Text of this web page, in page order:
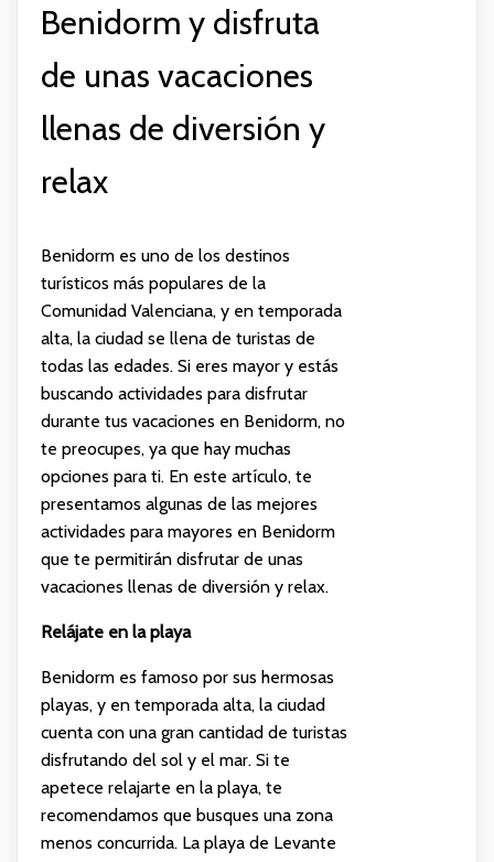
Benidorm y disfruta
de unas vacaciones
llenas de diversión y
relax
Benidorm es uno de los destinos
turísticos más populares de la
Comunidad Valenciana, y en temporada
alta, la ciudad se llena de turistas de
todas las edades. Si eres mayor y estás
buscando actividades para disfrutar
durante tus vacaciones en Benidorm, no
te preocupes, ya que hay muchas
opciones para ti. En este artículo, te
presentamos algunas de las mejores
actividades para mayores en Benidorm
que te permitirán disfrutar de unas
vacaciones llenas de diversión y relax.
Relájate en la playa
Benidorm es famoso por sus hermosas
playas, y en temporada alta, la ciudad
cuenta con una gran cantidad de turistas
disfrutando del sol y el mar. Si te
apetece relajarte en la playa, te
recomendamos que busques una zona
menos concurrida. La playa de Levante